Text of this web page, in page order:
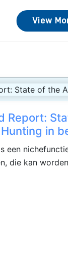
View
Report:
Hunting in
een
die kan